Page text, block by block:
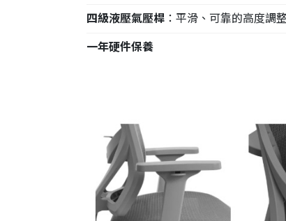
四級液壓氣壓桿 ：平滑、可靠的高度調
一年硬件保養